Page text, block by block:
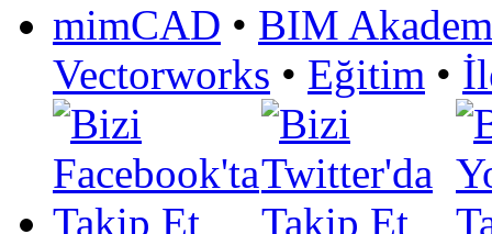
mimCAD • BIM
Vectorworks • Eğitim •